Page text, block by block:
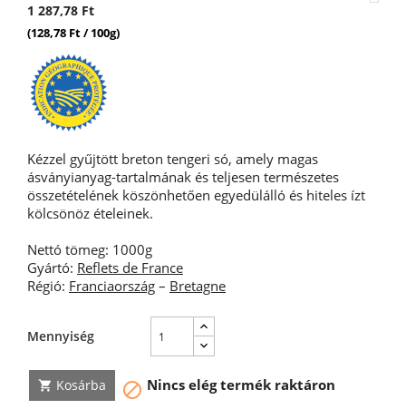
1 287,78 Ft
(128,78 Ft / 100g)
Kézzel gyűjtött breton tengeri só, amely magas
ásványianyag-tartalmának és teljesen természetes
összetételének köszönhetően egyedülálló és hiteles ízt
kölcsönöz ételeinek.
Nettó tömeg: 1000g
Gyártó: Reflets de France
Régió: Franciaország – Bretagne
Mennyiség
 Kosárba  Nincs elég termék raktáron